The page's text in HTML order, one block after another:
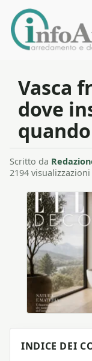
Vasca
dove
Scritto da
2194 visualizzazioni
INDICE DEI